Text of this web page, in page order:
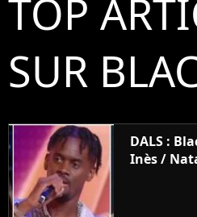
TOP
SUR
DALS :
Inès /